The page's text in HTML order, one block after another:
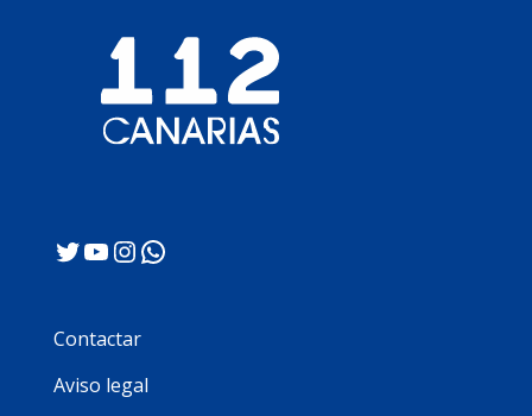
Twitter
YouTube
Instagram
WhatsApp
Contactar
Aviso legal